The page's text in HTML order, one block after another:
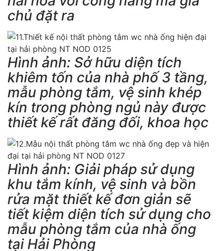
chủ đặt ra
Hình ảnh: Sở hữu diện tích
khiêm tốn của nhà phố 3 tầng,
mẫu phòng tắm, vệ sinh khép
kín trong phòng ngủ này được
thiết kế rất đăng đối, khoa học
Hình ảnh: Giải pháp sử dụng
khu tắm kính, vệ sinh và bồn
rửa mặt thiết kế đơn giản sẽ
tiết kiệm diện tích sử dụng cho
mẫu phòng tắm của nhà ống
tại Hải Phòng